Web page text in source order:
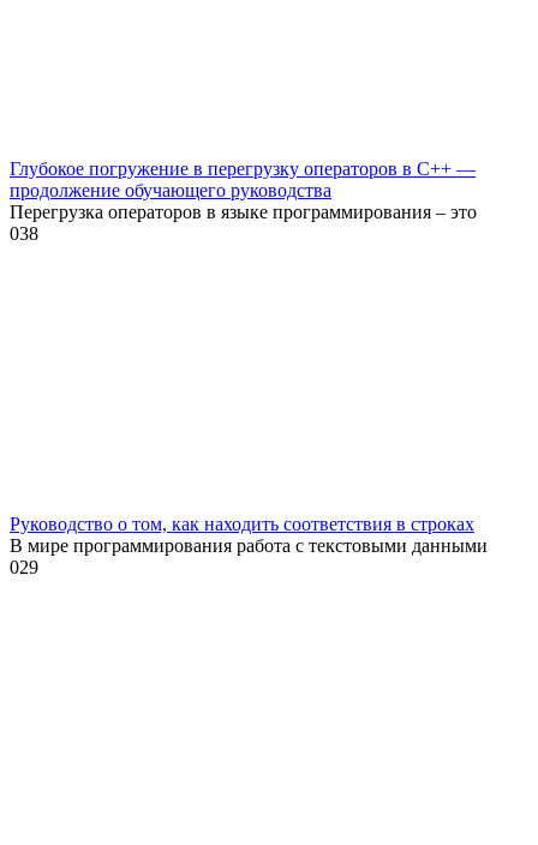
Глубокое погружение в перегрузку операторов в C++ —
продолжение обучающего руководства
Перегрузка операторов в языке программирования – это
038
Руководство о том, как находить соответствия в строках
В мире программирования работа с текстовыми данными
029